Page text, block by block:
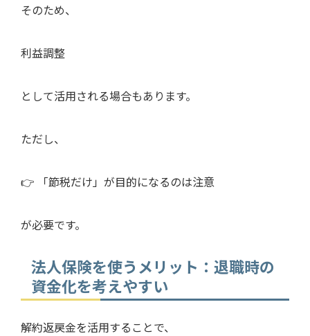
そのため、
利益調整
として活用される場合もあります。
ただし、
👉 「節税だけ」が目的になるのは注意
が必要です。
法人保険を使うメリット：退職時の
資金化を考えやすい
解約返戻金を活用することで、